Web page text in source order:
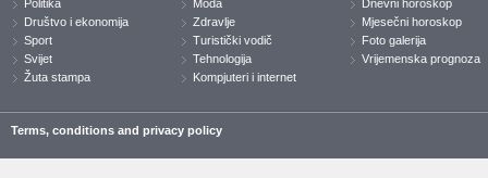
Politika
Društvo i ekonomija
Sport
Svijet
Žuta stampa
Moda
Zdravlje
Turistički vodič
Tehnologija
Kompjuteri i internet
Dnevni horoskop
Mjesečni horoskop
Foto galerija
Vrijemenska prognoza
Terms, conditions and privacy policy